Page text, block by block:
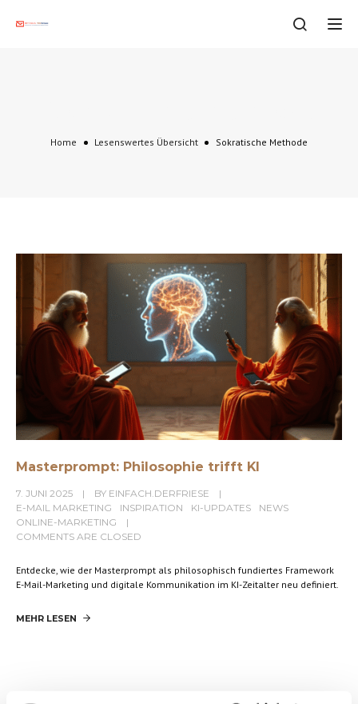
Home Lesenswertes Übersicht Sokratische Methode
Masterprompt: Philosophie trifft KI
7. JUNI 2025 BY EINFACH.DERFRIESE
E-MAIL MARKETING
INSPIRATION KI-UPDATES
NEWS
ONLINE-MARKETING
COMMENTS ARE CLOSED
Entdecke, wie der Masterprompt als philosophisch fundiertes Framework
E-Mail-Marketing und digitale Kommunikation im KI-Zeitalter neu definiert.
MEHR LESEN